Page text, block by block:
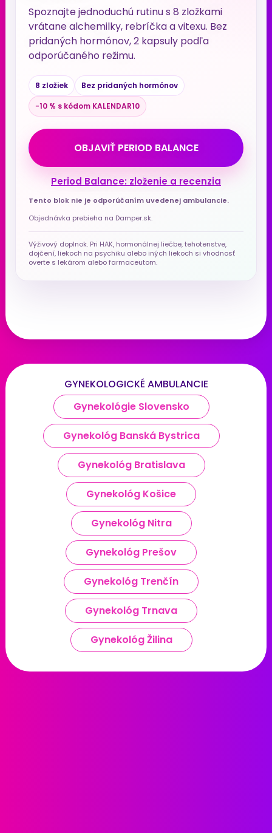
Spoznajte jednoduchú rutinu s 8 zložkami
vrátane alchemilky, rebríčka a vitexu. Bez
pridaných hormónov, 2 kapsuly podľa
odporúčaného režimu.
8 zložiek
Bez pridaných hormónov
−10 % s kódom KALENDAR10
OBJAVIŤ PERIOD BALANCE
Period Balance: zloženie a recenzia
Tento blok nie je odporúčaním uvedenej ambulancie.
Objednávka prebieha na Damper.sk.
Výživový doplnok. Pri HAK, hormonálnej liečbe, tehotenstve,
dojčení, liekoch na psychiku alebo iných liekoch si vhodnosť
overte s lekárom alebo farmaceutom.
GYNEKOLOGICKÉ AMBULANCIE
Gynekológie Slovensko
Gynekológ Banská Bystrica
Gynekológ Bratislava
Gynekológ Košice
Gynekológ Nitra
Gynekológ Prešov
Gynekológ Trenčín
Gynekológ Trnava
Gynekológ Žilina